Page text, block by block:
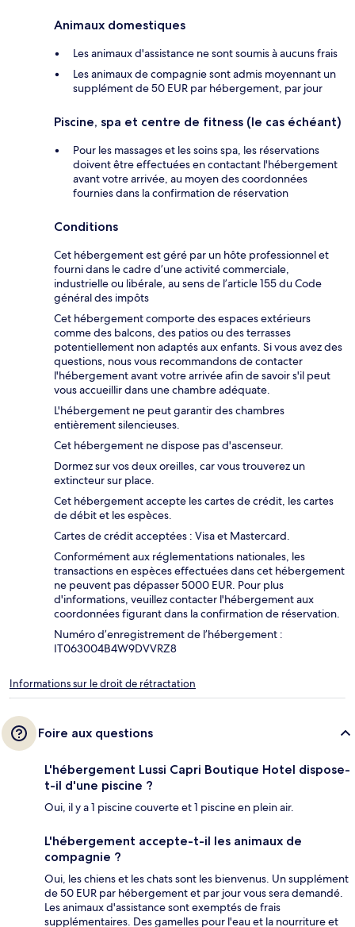
Animaux domestiques
Les animaux d'assistance ne sont soumis à aucuns frais
Les animaux de compagnie sont admis moyennant un
supplément de 50 EUR par hébergement, par jour
Piscine, spa et centre de fitness (le cas échéant)
Pour les massages et les soins spa, les réservations
doivent être effectuées en contactant l'hébergement
avant votre arrivée, au moyen des coordonnées
fournies dans la confirmation de réservation
Conditions
Cet hébergement est géré par un hôte professionnel et
fourni dans le cadre d’une activité commerciale,
industrielle ou libérale, au sens de l’article 155 du Code
général des impôts
Cet hébergement comporte des espaces extérieurs
comme des balcons, des patios ou des terrasses
potentiellement non adaptés aux enfants. Si vous avez des
questions, nous vous recommandons de contacter
l'hébergement avant votre arrivée afin de savoir s'il peut
vous accueillir dans une chambre adéquate.
L'hébergement ne peut garantir des chambres
entièrement silencieuses.
Cet hébergement ne dispose pas d'ascenseur.
Dormez sur vos deux oreilles, car vous trouverez un
extincteur sur place.
Cet hébergement accepte les cartes de crédit, les cartes
de débit et les espèces.
Cartes de crédit acceptées : Visa et Mastercard.
Conformément aux réglementations nationales, les
transactions en espèces effectuées dans cet hébergement
ne peuvent pas dépasser 5000 EUR. Pour plus
d'informations, veuillez contacter l'hébergement aux
coordonnées figurant dans la confirmation de réservation.
Numéro d’enregistrement de l’hébergement :
IT063004B4W9DVVRZ8
Informations sur le droit de rétractation
Foire aux questions
L'hébergement Lussi Capri Boutique Hotel dispose-
t-il d'une piscine ?
Oui, il y a 1 piscine couverte et 1 piscine en plein air.
L'hébergement accepte-t-il les animaux de
compagnie ?
Oui, les chiens et les chats sont les bienvenus. Un supplément
de 50 EUR par hébergement et par jour vous sera demandé.
Les animaux d'assistance sont exemptés de frais
supplémentaires. Des gamelles pour l'eau et la nourriture et